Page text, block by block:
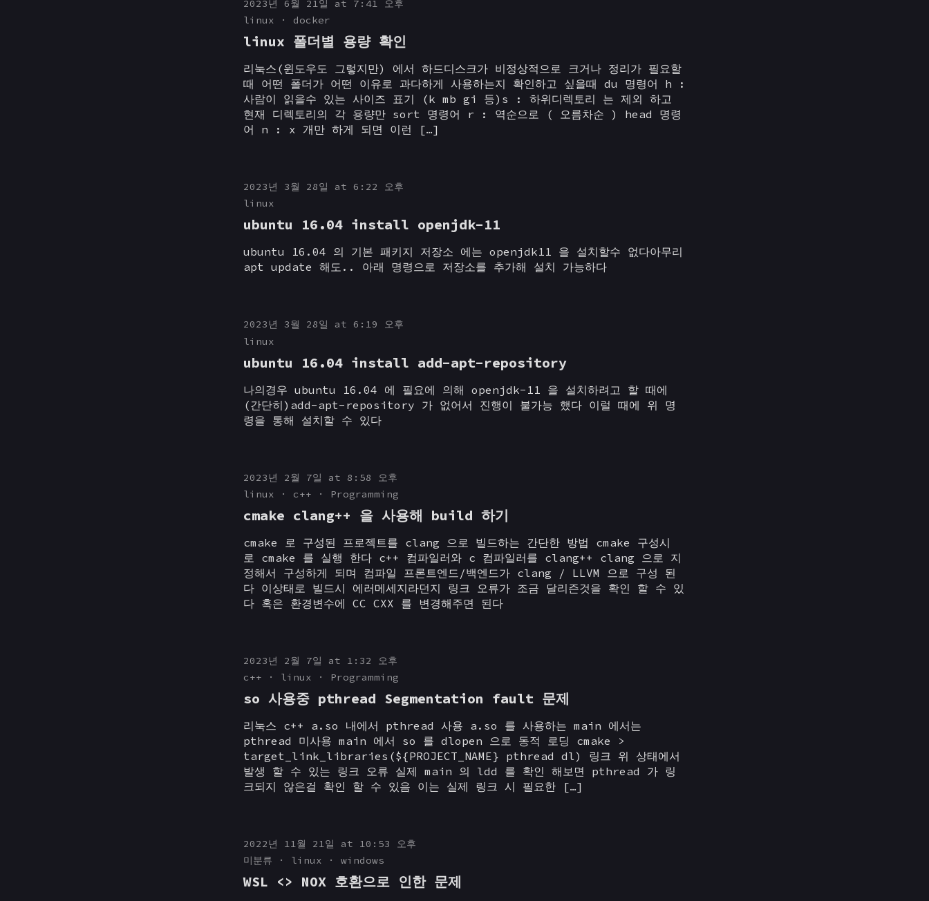
2023년 6월 21일 at 7:41 오후
linux
docker
linux 폴더별 용량 확인
리눅스(윈도우도 그렇지만) 에서 하드디스크가 비정상적으로 크거나 정리가 필요할
때 어떤 폴더가 어떤 이유로 과다하게 사용하는지 확인하고 싶을때 du 명령어 h :
사람이 읽을수 있는 사이즈 표기 (k mb gi 등)s : 하위디렉토리 는 제외 하고
현재 디렉토리의 각 용량만 sort 명령어 r : 역순으로 ( 오름차순 ) head 명령
어 n : x 개만 하게 되면 이런 […]
2023년 3월 28일 at 6:22 오후
linux
ubuntu 16.04 install openjdk-11
ubuntu 16.04 의 기본 패키지 저장소 에는 openjdk11 을 설치할수 없다아무리
apt update 해도.. 아래 명령으로 저장소를 추가해 설치 가능하다
2023년 3월 28일 at 6:19 오후
linux
ubuntu 16.04 install add-apt-repository
나의경우 ubuntu 16.04 에 필요에 의해 openjdk-11 을 설치하려고 할 때에
(간단히)add-apt-repository 가 없어서 진행이 불가능 했다 이럴 때에 위 명
령을 통해 설치할 수 있다
2023년 2월 7일 at 8:58 오후
linux
c++ Programming
cmake clang++ 을 사용해 build 하기
cmake 로 구성된 프로젝트를 clang 으로 빌드하는 간단한 방법 cmake 구성시
로 cmake 를 실행 한다 c++ 컴파일러와 c 컴파일러를 clang++ clang 으로 지
정해서 구성하게 되며 컴파일 프론트엔드/백엔드가 clang / LLVM 으로 구성 된
다 이상태로 빌드시 에러메세지라던지 링크 오류가 조금 달리즌것을 확인 할 수 있
다 혹은 환경변수에 CC CXX 를 변경해주면 된다
2023년 2월 7일 at 1:32 오후
c++
linux Programming
so 사용중 pthread Segmentation fault 문제
리눅스 c++ a.so 내에서 pthread 사용 a.so 를 사용하는 main 에서는
pthread 미사용 main 에서 so 를 dlopen 으로 동적 로딩 cmake >
target_link_libraries(${PROJECT_NAME} pthread dl) 링크 위 상태에서
발생 할 수 있는 링크 오류 실제 main 의 ldd 를 확인 해보면 pthread 가 링
크되지 않은걸 확인 할 수 있음 이는 실제 링크 시 필요한 […]
2022년 11월 21일 at 10:53 오후
미분류
linux windows
WSL <> NOX 호환으로 인한 문제